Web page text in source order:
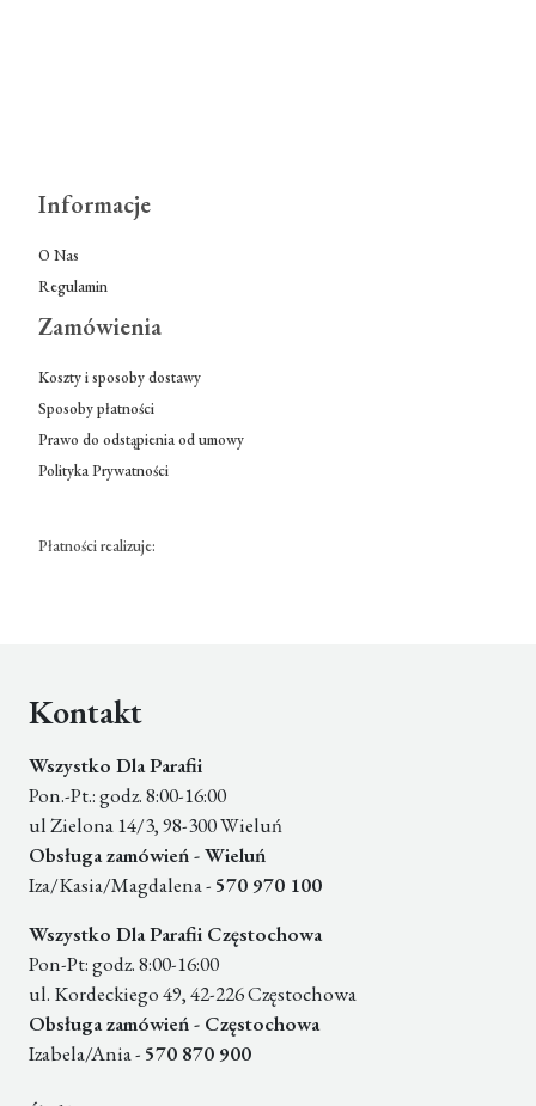
Informacje
O Nas
Regulamin
Zamówienia
Koszty i sposoby dostawy
Sposoby płatności
Prawo do odstąpienia od umowy
Polityka Prywatności
Płatności realizuje:
Kontakt
Wszystko Dla Parafii
Pon.-Pt.: godz. 8:00-16:00
ul Zielona 14/3, 98-300 Wieluń
Obsługa zamówień - Wieluń
Iza/Kasia/Magdalena - 570 970 100
Wszystko Dla Parafii Częstochowa
Pon-Pt: godz. 8:00-16:00
ul. Kordeckiego 49, 42-226 Częstochowa
Obsługa zamówień - Częstochowa
Izabela/Ania - 570 870 900